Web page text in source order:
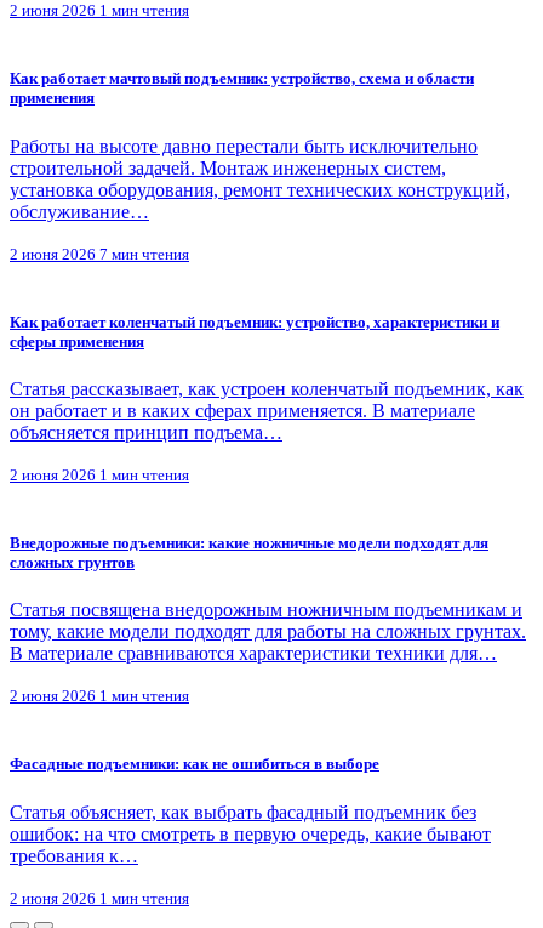
2 июня 2026 1 мин чтения
Как работает мачтовый подъемник: устройство, схема и области
применения
Работы на высоте давно перестали быть исключительно
строительной задачей. Монтаж инженерных систем,
установка оборудования, ремонт технических конструкций,
обслуживание…
2 июня 2026 7 мин чтения
Как работает коленчатый подъемник: устройство, характеристики и
сферы применения
Статья рассказывает, как устроен коленчатый подъемник, как
он работает и в каких сферах применяется. В материале
объясняется принцип подъема…
2 июня 2026 1 мин чтения
Внедорожные подъемники: какие ножничные модели подходят для
сложных грунтов
Статья посвящена внедорожным ножничным подъемникам и
тому, какие модели подходят для работы на сложных грунтах.
В материале сравниваются характеристики техники для…
2 июня 2026 1 мин чтения
Фасадные подъемники: как не ошибиться в выборе
Статья объясняет, как выбрать фасадный подъемник без
ошибок: на что смотреть в первую очередь, какие бывают
требования к…
2 июня 2026 1 мин чтения